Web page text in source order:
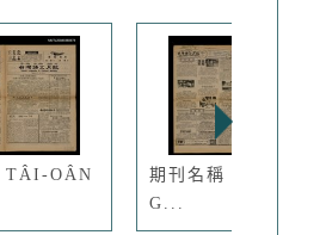
TÂI-OÂN
期刊名稱：TÂI-
G...